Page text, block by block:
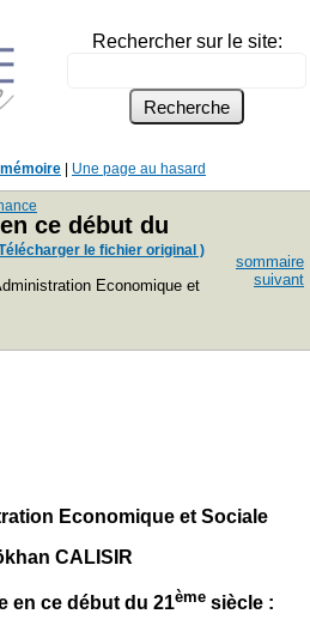
Rechercher sur le site:
Une page au hasard
ce début du
le fichier original )
Economique et
sommaire
suivant
Economique et Sociale
CALISIR
en ce début du 21ème siècle :